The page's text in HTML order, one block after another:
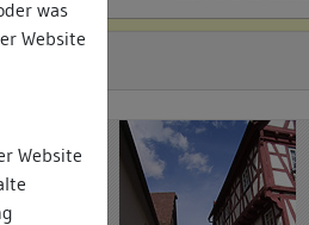
was
Website
Website